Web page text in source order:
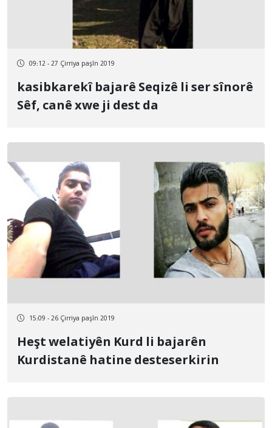
09:12 - 27 Çirriya paşîn 2019
kasibkarekî bajarê Seqizê li ser sînorê
Sêf, canê xwe ji dest da
15:09 - 26 Çirriya paşîn 2019
Heşt welatiyên Kurd li bajarên
Kurdistanê hatine desteserkirin